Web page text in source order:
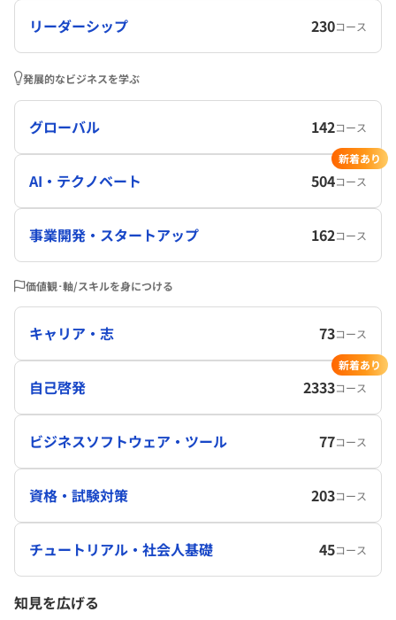
リーダーシップ 230コース
発展的なビジネスを学ぶ
グローバル 142コース
AI・テクノベート 504コース
新着あり
事業開発・スタートアップ 162コース
価値観･軸/スキルを身につける
キャリア・志 73コース
自己啓発 2333コース
新着あり
ビジネスソフトウェア・ツール 77コース
資格・試験対策 203コース
チュートリアル・社会人基礎 45コース
知見を広げる